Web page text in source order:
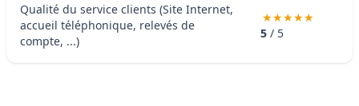
Qualité du service clients (Site Internet,
accueil téléphonique, relevés de
compte, ...)
5 / 5